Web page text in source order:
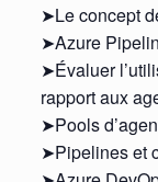
➤Le concept
➤Azure
➤Évaluer
rapport aux
➤Pools
➤Pipelines et